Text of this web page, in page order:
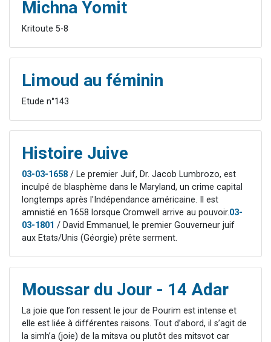
Michna Yomit
Kritoute 5-8
Limoud au féminin
Etude n°143
Histoire Juive
03-03-1658 / Le premier Juif, Dr. Jacob Lumbrozo, est
inculpé de blasphème dans le Maryland, un crime capital
longtemps après l'Indépendance américaine. Il est
amnistié en 1658 lorsque Cromwell arrive au pouvoir.03-
03-1801 / David Emmanuel, le premier Gouverneur juif
aux Etats/Unis (Géorgie) prête serment.
Moussar du Jour - 14 Adar
La joie que l’on ressent le jour de Pourim est intense et
elle est liée à différentes raisons. Tout d’abord, il s’agit de
la simh’a (joie) de la mitsva ou plutôt des mitsvot car